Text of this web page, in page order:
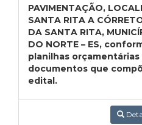
PAVIMENTAÇÃO,
SANTA RITA A
DA SANTA RITA,
DO NORTE – ES,
planilhas orçamentárias
documentos que
edital.